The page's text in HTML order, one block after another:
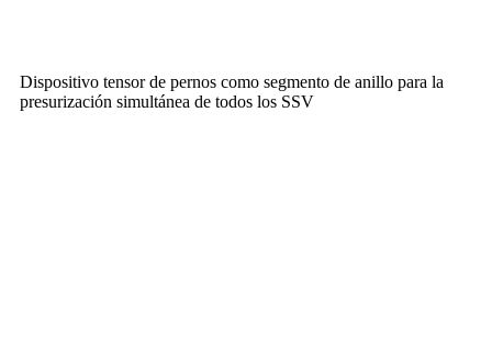
Dispositivo tensor de pernos como segmento de anillo para la
presurización simultánea de todos los SSV